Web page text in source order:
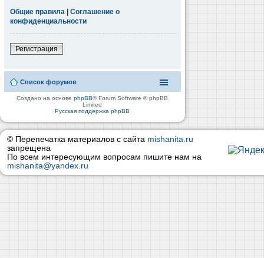
Общие правила | Соглашение о
конфиденциальности
Регистрация
Список форумов
Создано на основеphpBB® Forum Software © phpBB
Limited
Русская поддержка phpBB
© Перепечатка материалов с сайта mishanita.ru
запрещена
По всем интересующим вопросам пишите нам на
mishanita@yandex.ru